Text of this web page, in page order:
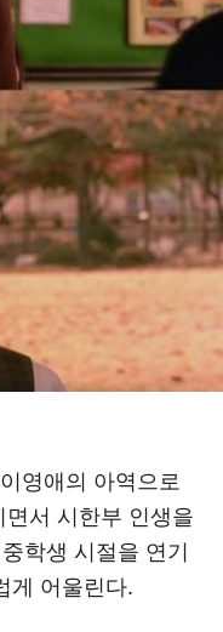
영애의 아역으로
서 시한부 인생을
학생 시절을 연기
게 어울린다.